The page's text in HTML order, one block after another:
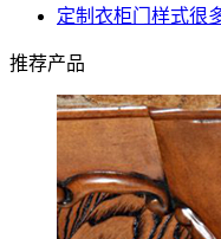
定制衣柜门样式很
推荐产品